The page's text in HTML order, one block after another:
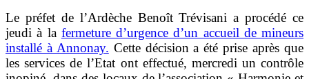
Le préfet de l’Ardèche Benoît Trévisani a procédé ce
jeudi à la fermeture d’urgence d’un accueil de mineurs
installé à Annonay. Cette décision a été prise après que
les services de l’Etat ont effectué, mercredi un contrôle